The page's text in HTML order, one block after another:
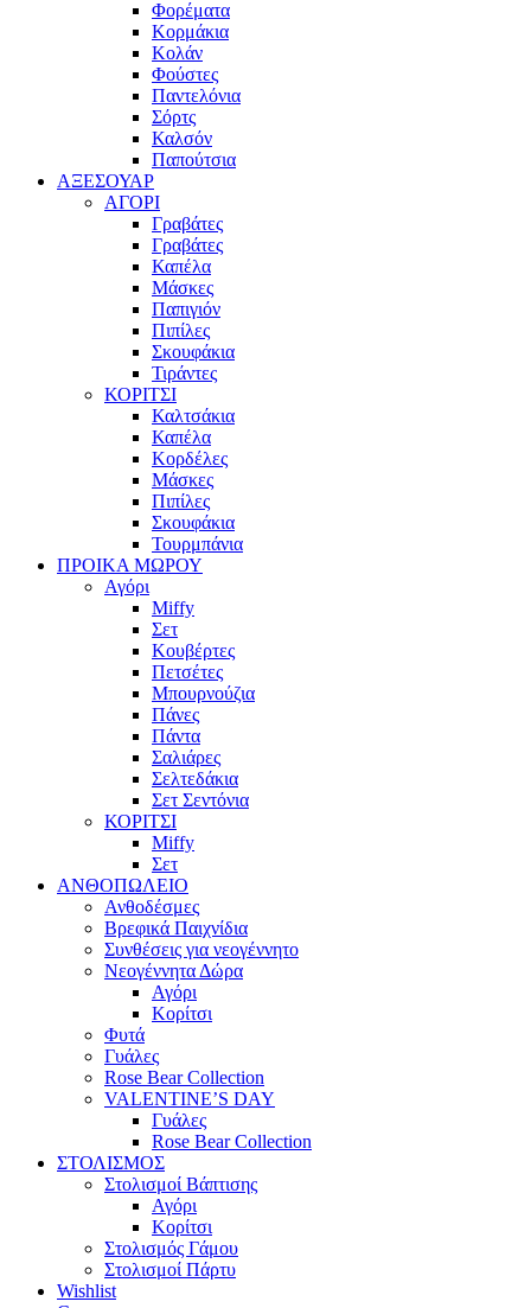
Φορέματα
Κορμάκια
Κολάν
Φούστες
Παντελόνια
Σόρτς
Καλσόν
Παπούτσια
ΑΞΕΣΟΥΑΡ
ΑΓΟΡΙ
Γραβάτες
Γραβάτες
Καπέλα
Μάσκες
Παπιγιόν
Πιπίλες
Σκουφάκια
Τιράντες
ΚΟΡΙΤΣΙ
Καλτσάκια
Καπέλα
Κορδέλες
Μάσκες
Πιπίλες
Σκουφάκια
Τουρμπάνια
ΠΡΟΙΚΑ ΜΩΡΟΥ
Αγόρι
Miffy
Σετ
Κουβέρτες
Πετσέτες
Μπουρνούζια
Πάνες
Πάντα
Σαλιάρες
Σελτεδάκια
Σετ Σεντόνια
ΚΟΡΙΤΣΙ
Miffy
Σετ
ΑΝΘΟΠΩΛΕΙΟ
Ανθοδέσμες
Βρεφικά Παιχνίδια
Συνθέσεις για νεογέννητο
Νεογέννητα Δώρα
Αγόρι
Κορίτσι
Φυτά
Γυάλες
Rose Bear Collection
VALENTINE’S DAY
Γυάλες
Rose Bear Collection
ΣΤΟΛΙΣΜΟΣ
Στολισμοί Βάπτισης
Αγόρι
Κορίτσι
Στολισμός Γάμου
Στολισμοί Πάρτυ
Wishlist